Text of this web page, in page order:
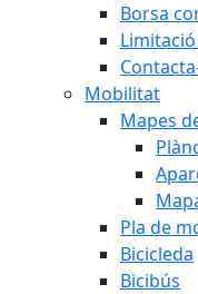
Borsa
Mobilitat
Mapes
Pla de
Bicicleda
Bicibús